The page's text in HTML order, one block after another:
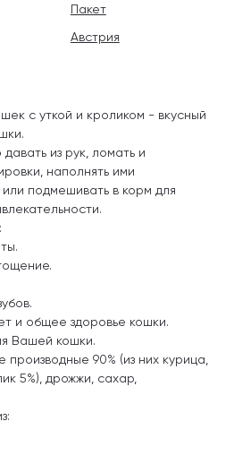
с уткой и кроликом - вкусный
из рук, ломать и
наполнять ими
подмешивать в корм для
и общее здоровье кошки.
Вашей кошки.
90% (из них курица,
5%), дрожжи, сахар,
Пакет
Австрия